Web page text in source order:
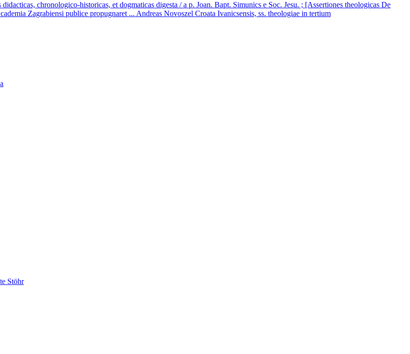
chronologico-historicas, et dogmaticas digesta / a p. Joan. Bapt. Simunics e Soc. Jesu. ; [Assertiones theologicas De
Zagrabiensi publice propugnaret ... Andreas Novoszel Croata Ivanicsensis, ss. theologiae in tertium
Stöhr